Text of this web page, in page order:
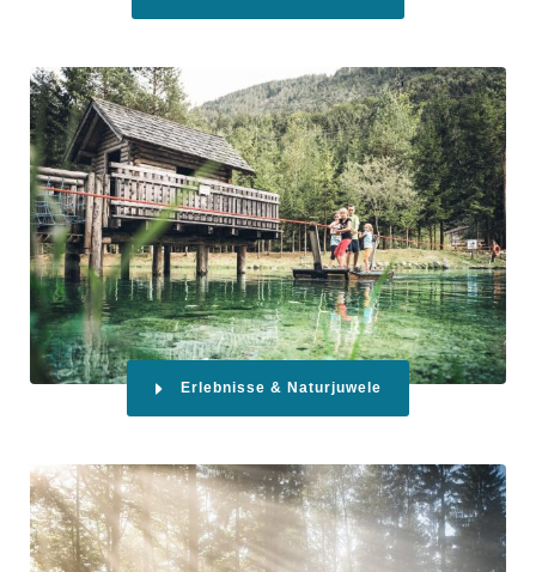
Erlebnisse & Naturjuwele